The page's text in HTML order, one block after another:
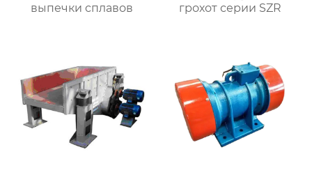
выпечки сплавов
грохот серии SZR